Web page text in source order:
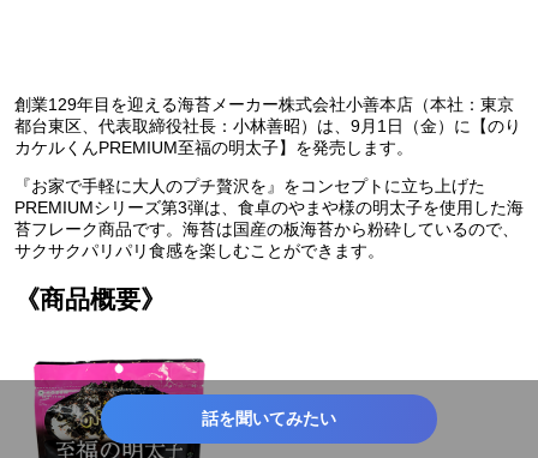
創業129年目を迎える海苔メーカー株式会社小善本店（本社：東京
都台東区、代表取締役社長：小林善昭）は、9月1日（金）に【のり
カケルくんPREMIUM至福の明太子】を発売します。
『お家で手軽に大人のプチ贅沢を』をコンセプトに立ち上げた
PREMIUMシリーズ第3弾は、食卓のやまや様の明太子を使用した海
苔フレーク商品です。海苔は国産の板海苔から粉砕しているので、
サクサクパリパリ食感を楽しむことができます。
《商品概要》
話を聞いてみたい